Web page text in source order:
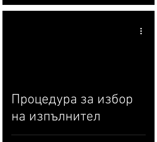
Процедура за избор
на изпълнител